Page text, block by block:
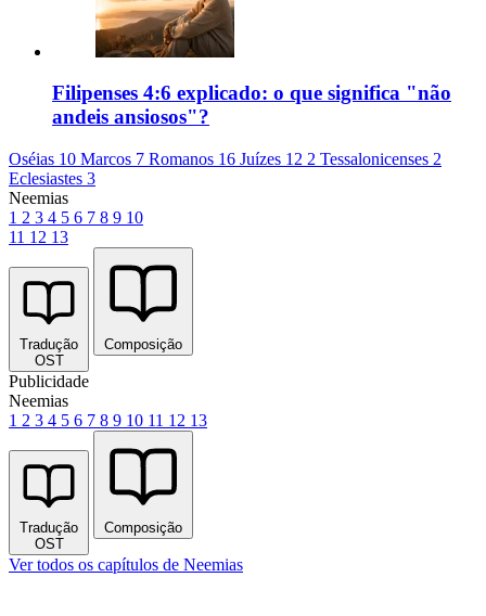
Filipenses 4:6 explicado: o que significa "não
andeis ansiosos"?
Oséias 10 Marcos 7 Romanos 16 Juízes 12 2 Tessalonicenses 2
Eclesiastes 3
Neemias
1 2 3 4 5 6 7 8 9 10
11 12 13
Tradução
OST
Composição
Publicidade
Neemias
1 2 3 4 5 6 7 8 9 10 11 12 13
Tradução
OST
Composição
Ver todos os capítulos de Neemias